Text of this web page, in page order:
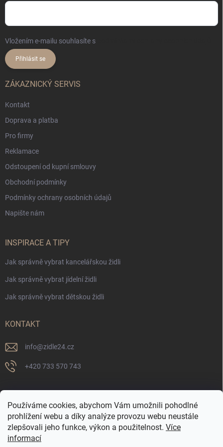
Používáme cookies, abychom Vám umožnili pohodlné
prohlížení webu a díky analýze provozu webu neustále
zlepšovali jeho funkce, výkon a použitelnost. Více
informací
Vložením e-mailu souhlasíte s
Přihlásit se
ZÁKAZNICKÝ SERVIS
Kontakt
Doprava a platba
Pro firmy
Reklamace
Odstoupení od kupní smlouvy
Obchodní podmínky
Podmínky ochrany osobních údajů
Napište nám
INSPIRACE A TIPY
Jak správně vybrat kancelářskou židli
Jak správně vybrat jídelní židli
Jak správně vybrat dětskou židli
KONTAKT
info@zidle24.cz
+420 733 570 743
PŘIJÍMÁME ONLINE PLATBY